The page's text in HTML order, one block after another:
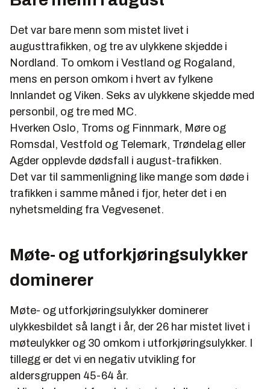
Det var bare menn som mistet livet i
augusttrafikken, og tre av ulykkene skjedde i
Nordland. To omkom i Vestland og Rogaland,
mens en person omkom i hvert av fylkene
Innlandet og Viken. Seks av ulykkene skjedde med
personbil, og tre med MC.
Hverken Oslo, Troms og Finnmark, Møre og
Romsdal, Vestfold og Telemark, Trøndelag eller
Agder opplevde dødsfall i august-trafikken.
Det var til sammenligning like mange som døde i
trafikken i samme måned i fjor, heter det i en
nyhetsmelding fra Vegvesenet.
Møte- og utforkjøringsulykker
dominerer
Møte- og utforkjøringsulykker dominerer
ulykkesbildet så langt i år, der 26 har mistet livet i
møteulykker og 30 omkom i utforkjøringsulykker. I
tillegg er det vi en negativ utvikling for
aldersgruppen 45-64 år.